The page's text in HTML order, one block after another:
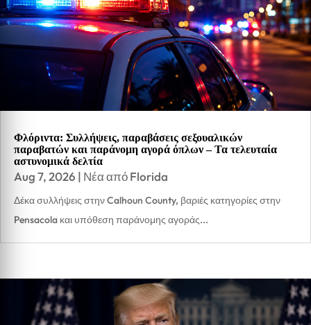
Φλόριντα: Συλλήψεις, παραβάσεις σεξουαλικών
παραβατών και παράνομη αγορά όπλων – Τα τελευταία
αστυνομικά δελτία
Aug 7, 2026 | Νέα από Florida
Δέκα συλλήψεις στην Calhoun County, βαριές κατηγορίες στην
Pensacola και υπόθεση παράνομης αγοράς...